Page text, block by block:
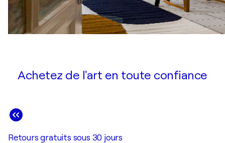
Achetez de l'art en toute confiance
Retours gratuits sous 30 jours